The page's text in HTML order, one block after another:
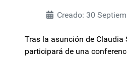
Creado: 30
Tras la asunción de
participará de una